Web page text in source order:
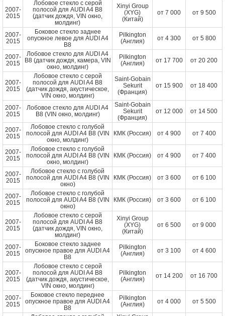
2007-
2015
Лобовое стекло с серой
полосой для AUDI A4 B8
(датчик дождя, VIN окно,
молдинг)
Xinyi Group
(XYG)
(Китай)
от 7 000 от 9 500
2007-
2015
Боковое стекло заднее
опускное левое для AUDI A4
B8
Pilkington
(Англия)
от 4 300 от 5 800
2007-
2015
Лобовое стекло для AUDI A4
B8 (датчик дождя, камера, VIN
окно, молдинг)
Pilkington
(Англия)
от 17 700 от 20 200
2007-
2015
Лобовое стекло с серой
полосой для AUDI A4 B8
(датчик дождя, акустическое,
VIN окно, молдинг)
Saint-Gobain
Sekurit
(Франция)
от 15 900 от 18 400
2007-
2015
Лобовое стекло для AUDI A4
B8 (VIN окно, молдинг)
Saint-Gobain
Sekurit
(Франция)
от 12 000 от 14 500
2007-
2015
Лобовое стекло с голубой
полосой для AUDI A4 B8 (VIN
окно, молдинг)
КМК (Россия) от 4 900 от 7 400
2007-
2015
Лобовое стекло с голубой
полосой для AUDI A4 B8 (VIN
окно, молдинг)
КМК (Россия) от 4 900 от 7 400
2007-
2015
Лобовое стекло с голубой
полосой для AUDI A4 B8 (VIN
окно)
КМК (Россия) от 3 600 от 6 100
2007-
2015
Лобовое стекло с голубой
полосой для AUDI A4 B8 (VIN
окно)
КМК (Россия) от 3 600 от 6 100
2007-
2015
Лобовое стекло с серой
полосой для AUDI A4 B8
(датчик дождя, VIN окно,
молдинг)
Xinyi Group
(XYG)
(Китай)
от 6 500 от 9 000
2007-
2015
Боковое стекло заднее
опускное правое для AUDI A4
B8
Pilkington
(Англия)
от 3 100 от 4 600
2007-
2015
Лобовое стекло с серой
полосой для AUDI A4 B8
(датчик дождя, акустическое,
VIN окно, молдинг)
Pilkington
(Англия)
от 14 200 от 16 700
2007-
2015
Боковое стекло переднее
опускное правое для AUDI A4
B8
Pilkington
(Англия)
от 4 000 от 5 500